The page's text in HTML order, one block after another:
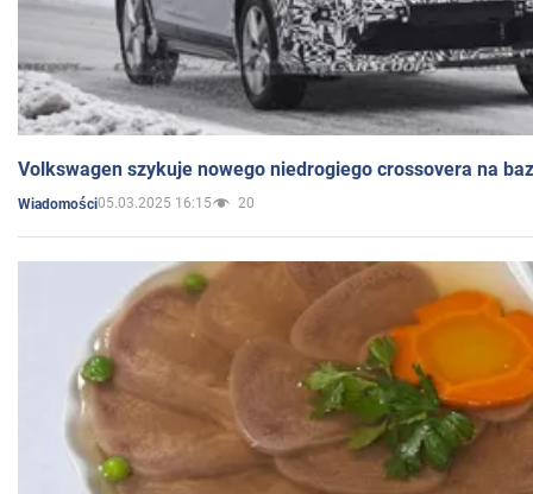
Volkswagen szykuje nowego niedrogiego crossovera na
Wiadomości05.03.2025 16:15 20